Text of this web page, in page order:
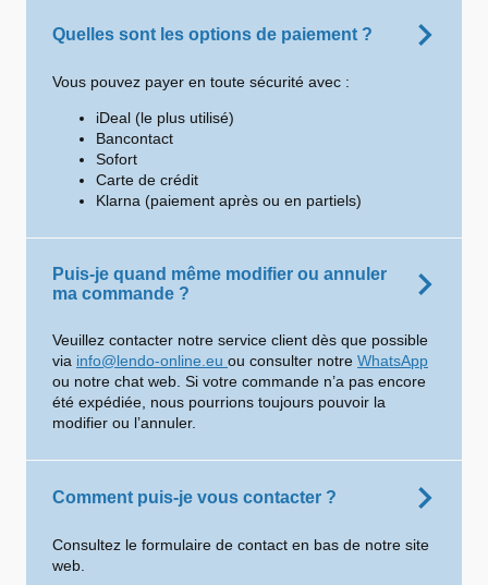
Quelles sont les options de paiement ?
Vous pouvez payer en toute sécurité avec :
iDeal (le plus utilisé)
Bancontact
Sofort
Carte de crédit
Klarna (paiement après ou en partiels)
Puis-je quand même modifier ou annuler
ma commande ?
Veuillez contacter notre service client dès que possible
via info@lendo-online.eu ou consulter notre WhatsApp
ou notre chat web. Si votre commande n’a pas encore
été expédiée, nous pourrions toujours pouvoir la
modifier ou l’annuler.
Comment puis-je vous contacter ?
Consultez le formulaire de contact en bas de notre site
web.